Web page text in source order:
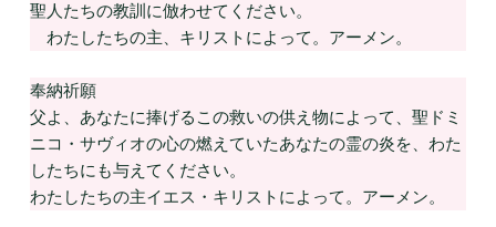
聖人たちの教訓に倣わせてください。
わたしたちの主、キリストによって。アーメン。
奉納祈願
父よ、あなたに捧げるこの救いの供え物によって、聖ドミ
ニコ・サヴィオの心の燃えていたあなたの霊の炎を、わた
したちにも与えてください。
わたしたちの主イエス・キリストによって。アーメン。